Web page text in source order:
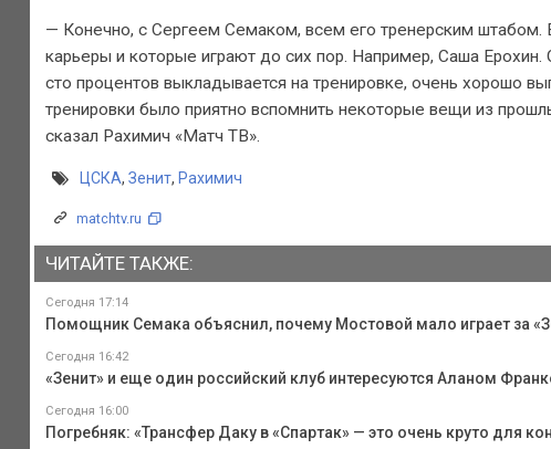
— Конечно, с Сергеем Семаком, всем его тренерским
карьеры и которые играют до сих пор. Например, Саша
сто процентов выкладывается на тренировке, очень хорошо
тренировки было приятно вспомнить некоторые вещи из
сказал Рахимич «Матч ТВ».
ЦСКА, Зенит, Рахимич
matchtv.ru
ЧИТАЙТЕ ТАКЖЕ:
Сегодня 17:14
Помощник Семака объяснил, почему Мостовой мало играет за
Сегодня 16:42
«Зенит» и еще один российский клуб интересуются Аланом
Сегодня 16:00
Погребняк: «Трансфер Даку в «Спартак» — это очень круто для